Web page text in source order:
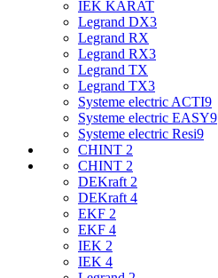
IEK KARAT
Legrand DX3
Legrand RX
Legrand RX3
Legrand TX
Legrand TX3
Systeme electric ACTI9
Systeme electric EASY9
Systeme electric Resi9
CHINT 2
CHINT 2
DEKraft 2
DEKraft 4
EKF 2
EKF 4
IEK 2
IEK 4